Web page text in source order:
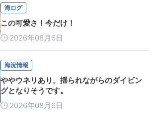
海ログ
この可愛さ！今だけ！
2026年08月6日
海況情報
ややウネリあり。揺られながらのダイビン
グとなりそうです。
2026年08月6日